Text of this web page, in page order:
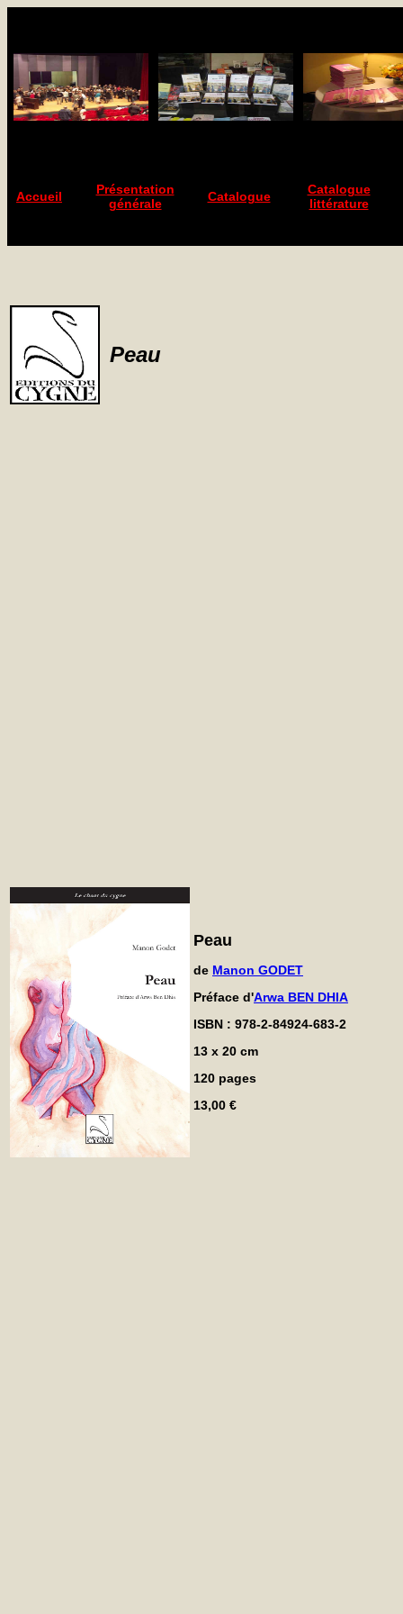
Accueil
Présentation
générale
Catalogue
Catalogue
littérature
Peau
Peau
de Manon GODET
Préface d'Arwa BEN DHIA
ISBN : 978-2-84924-683-2
13 x 20 cm
120 pages
13,00 €